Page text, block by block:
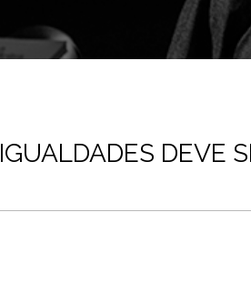
DEVE